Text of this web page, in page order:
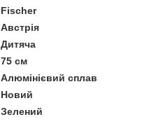
Fischer
Австрія
Дитяча
75 см
Алюмінієвий сплав
Новий
Зелений